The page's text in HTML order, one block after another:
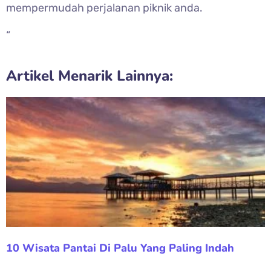
mempermudah perjalanan piknik anda.
“
Artikel Menarik Lainnya:
10 Wisata Pantai Di Palu Yang Paling Indah